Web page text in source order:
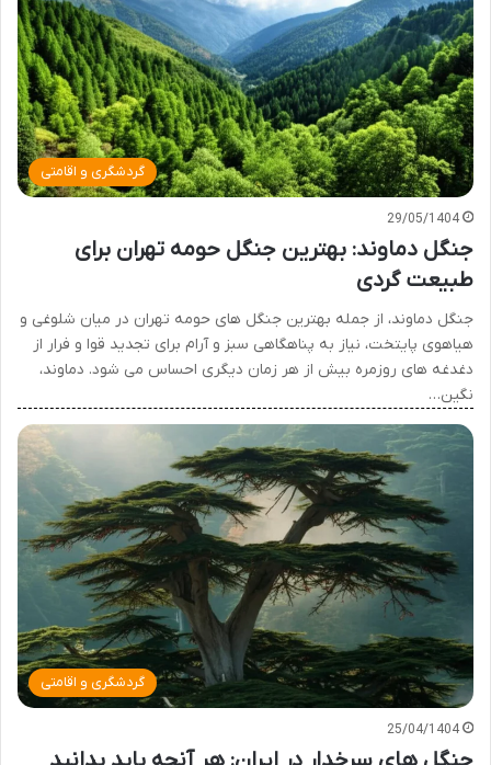
گردشگری و اقامتی
29/05/1404
جنگل دماوند: بهترین جنگل حومه تهران برای
طبیعت گردی
جنگل دماوند، از جمله بهترین جنگل های حومه تهران در میان شلوغی و
هیاهوی پایتخت، نیاز به پناهگاهی سبز و آرام برای تجدید قوا و فرار از
دغدغه های روزمره بیش از هر زمان دیگری احساس می شود. دماوند،
نگین…
گردشگری و اقامتی
25/04/1404